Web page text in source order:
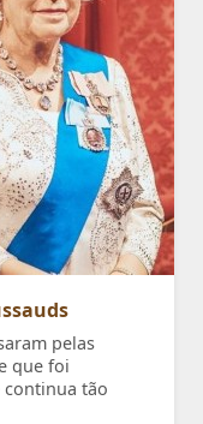
pelas
que foi
continua tão